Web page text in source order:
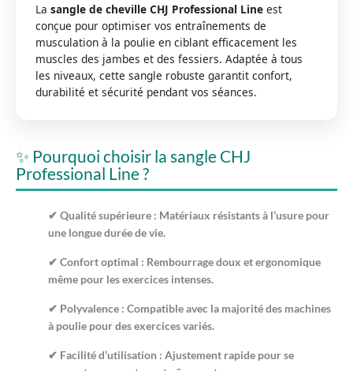
La sangle de cheville CHJ Professional Line est
conçue pour optimiser vos entraînements de
musculation à la poulie en ciblant efficacement les
muscles des jambes et des fessiers. Adaptée à tous
les niveaux, cette sangle robuste garantit confort,
durabilité et sécurité pendant vos séances.
✨ Pourquoi choisir la sangle CHJ
Professional Line ?
✔Qualité supérieure : Matériaux résistants à l’usure pour
une longue durée de vie.
✔Confort optimal : Rembourrage doux et ergonomique
même pour les exercices intenses.
✔ Polyvalence : Compatible avec la majorité des machines
à poulie pour des exercices variés.
✔ Facilité d’utilisation : Ajustement rapide pour se